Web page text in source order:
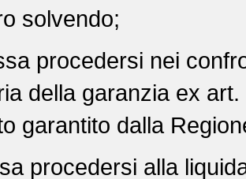
solvendo;
procedersi nei
della garanzia ex
garantito dalla
procedersi alla